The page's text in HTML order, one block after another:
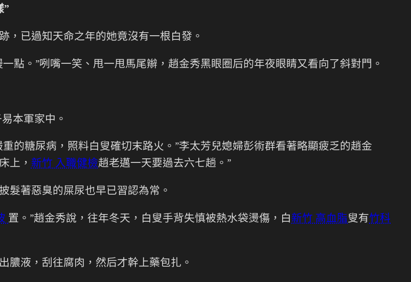
”
，已過知天命之年的她竟沒有一根白發。
點。”咧嘴一笑、甩一甩馬尾辮，趙金秀黑眼圈后的年夜眼睛又看向了斜對門。
本軍家中。
的糖尿病，照料白叟確切末路火。”李太芳兒媳婦彭術群看著略顯疲乏的趙金
上， 新竹 入職健檢趙老邁一天要過去六七趟。”
髮著惡臭的屎尿也早已習認為常。
置。”趙金秀說，往年冬天，白叟手背失慎被熱水袋燙傷，白 新竹 高血脂叟有竹科
膿液，刮往腐肉，然后才幹上藥包扎。